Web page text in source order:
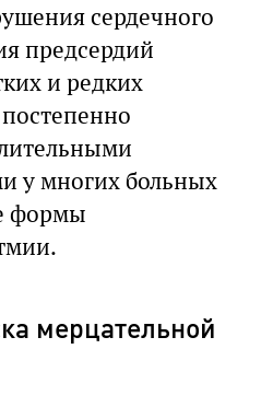
сердечного
предсердий
и редких
у многих больных
формы
мерцательной